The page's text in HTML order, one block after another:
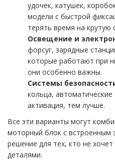
удочек, катушек,
модели с быстрой
терять время на крутую
Освещение и
форсуг, зарядные
которые работают при
они особенно важны.
Системы
кольца,
активация, тем лучше.
Все эти варианты могут
моторный блок с встроенным
решение для тех, кто не
деталями.